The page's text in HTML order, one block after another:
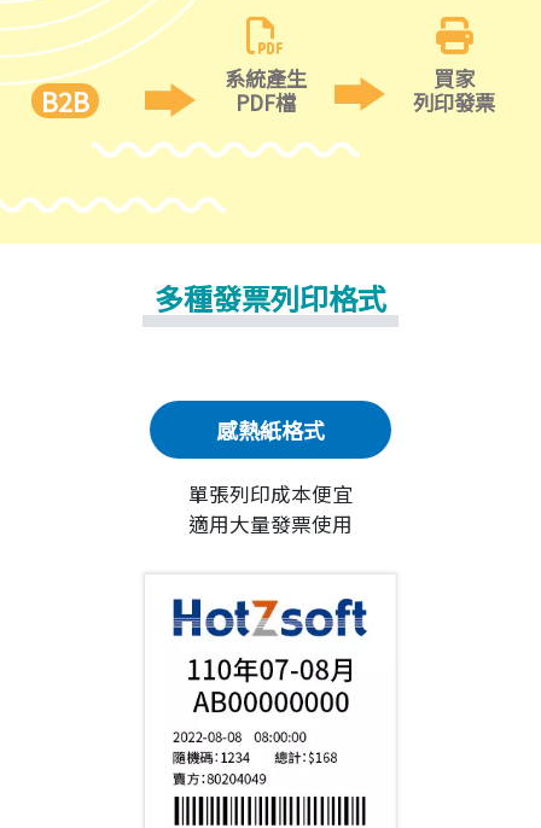
B2B
系統產生
PDF檔
買家
列印發票
多種發票列印格式
感熱紙格式
單張列印成本便宜
適用大量發票使用